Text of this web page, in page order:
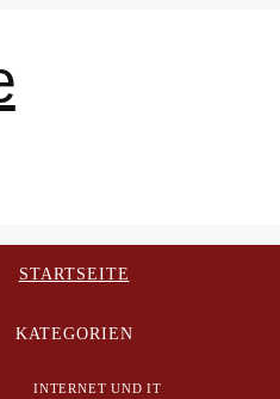
STARTSEITE
KATEGORIEN
INTERNET UND IT